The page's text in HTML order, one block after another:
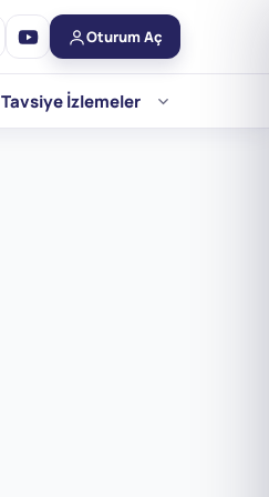
Oturum Aç
Tavsiye İzlemeler